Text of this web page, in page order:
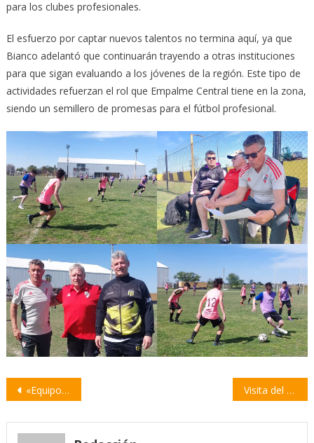
para los clubes profesionales.
El esfuerzo por captar nuevos talentos no termina aquí, ya que
Bianco adelantó que continuarán trayendo a otras instituciones
para que sigan evaluando a los jóvenes de la región. Este tipo de
actividades refuerzan el rol que Empalme Central tiene en la zona,
siendo un semillero de promesas para el fútbol profesional.
Navegación
entradas
«Equipo de Avanzada» cumplió 100 programas en Radio X Visita del Cónsul General de Italia en Rosario, Marco Bocchi, al Intendente de Villa Constitución